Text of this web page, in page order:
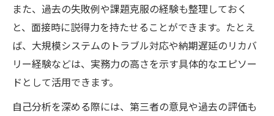
また、過去の失敗例や課題克服の経験も整理しておく
と、面接時に説得力を持たせることができます。たとえ
ば、大規模システムのトラブル対応や納期遅延のリカバ
リー経験などは、実務力の高さを示す具体的なエピソー
ドとして活用できます。
自己分析を深める際には、第三者の意見や過去の評価も